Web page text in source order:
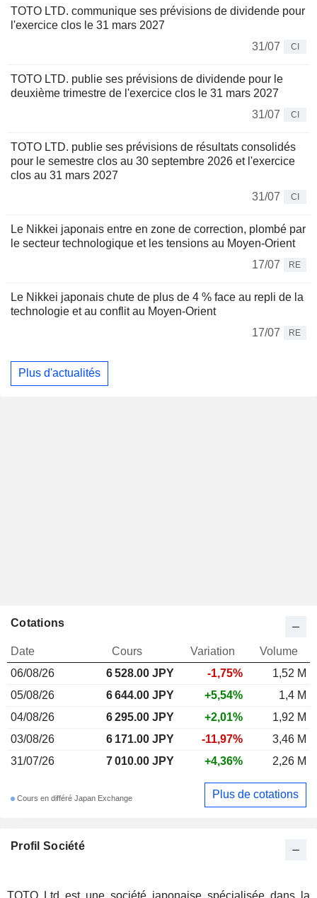
TOTO LTD. communique ses prévisions de dividende pour
l'exercice clos le 31 mars 2027
31/07
CI
TOTO LTD. publie ses prévisions de dividende pour le
deuxième trimestre de l'exercice clos le 31 mars 2027
31/07
CI
TOTO LTD. publie ses prévisions de résultats consolidés
pour le semestre clos au 30 septembre 2026 et l'exercice
clos au 31 mars 2027
31/07
CI
Le Nikkei japonais entre en zone de correction, plombé par
le secteur technologique et les tensions au Moyen-Orient
17/07
RE
Le Nikkei japonais chute de plus de 4 % face au repli de la
technologie et au conflit au Moyen-Orient
17/07
RE
Plus d'actualités
Profil Société
TOTO Ltd est une société japonaise spécialisée dans la
Cotations
Date Cours Variation
Volume
06/08/26
6 528.00 JPY -1,75%
1,52 M
05/08/26
6 644.00 JPY +5,54%
1,4 M
04/08/26
6 295.00 JPY +2,01%
1,92 M
03/08/26
6 171.00 JPY -11,97%
3,46 M
31/07/26
7 010.00 JPY +4,36% 2,26 M
Cours en différé Japan Exchange Plus de cotations